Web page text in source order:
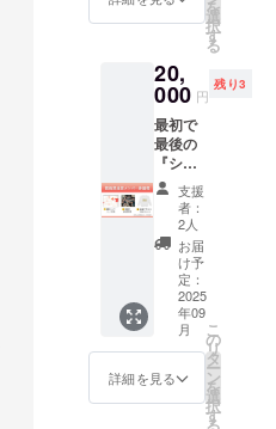
リアル
援者限
定のオ
ンライ
ン配信
への参
加権(未
定)をお
届けし
ます。
※シェア
をいた
だく
際、以
下のア
カウン
グ付け
いただ
や出身
地、ど
いで上
京して
きたの
か。
2025年
10月ま
での支
援をも
とに、
データ
とイン
ビュー
をまと
めたレ
ポート
をお届
けしま
す。 今
(10月送
からの
お礼
メッ
セージ
（5月送
付予
定） ▽
②活動
報告レ
ポート
につい
て 『シ
ン その
まんま
荘』に
た若者
たち
降、順
具体的
な日程
はメー
ルにて
調整
し、決
定いた
します
お話内
容の一
例： ・
進学・
就職に
向けた
日常の
ちょっ
セージ
（5月送
付予
定） ▽
荒木と
の60分
間のお
話（1
回）に
ついて
場所：
Zoom等
で実施
時期：
2025年
降、順
次開始
たった
一度の
日。 当
日は、
全国で
活躍す
る落語
教育
家・楽
亭じゅ
げむ
（小幡
七海）
さんに
よる
ワーク
れまで
荘』に
関わっ
てきた
仲間た
ちと、
これか
ら『シ
ン その
まんま
荘』で
未来を
切り拓
く新し
い仲間
たちが
集い、
出会
を
選
択
す
る
20,
000 円
残り3
最初で
最後の
『シン
そのま
んま荘
復活
祭』、
一緒
に“祭
り”をつ
くりま
せん
か？ 9
月開催
予定の
支援
者：
2人
お届
け予
定：
2025
年09
月
詳細を見る
こ
の
リ
タ
ー
ン
を
選
択
す